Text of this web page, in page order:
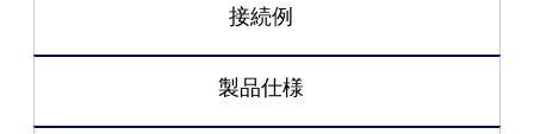
接続例
製品仕様